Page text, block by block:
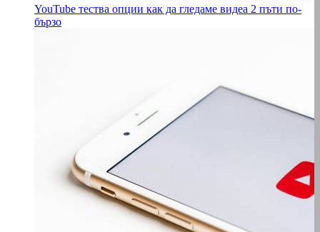
YouTube тества опции как да гледаме видеа 2 пъти по-
бързо